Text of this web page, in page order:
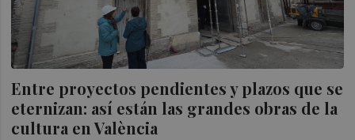
Entre proyectos pendientes y plazos que se
eternizan: así están las grandes obras de la
cultura en València